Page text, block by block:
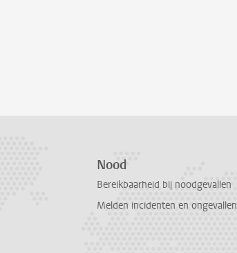
Nood
Bereikbaarheid bij noodgevallen
Melden incidenten en ongevallen